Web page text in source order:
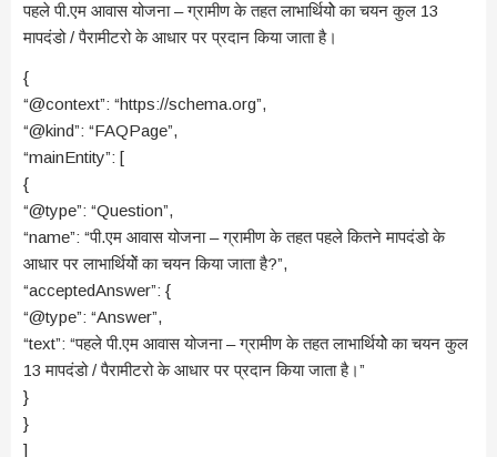
पहले पी.एम आवास योजना – ग्रामीण के तहत लाभार्थियोे का चयन कुल 13
मापदंडो / पैरामीटरो के आधार पर प्रदान किया जाता है।
{
“@context”: “https://schema.org”,
“@kind”: “FAQPage”,
“mainEntity”: [
{
“@type”: “Question”,
“name”: “पी.एम आवास योजना – ग्रामीण के तहत पहले कितने मापदंडो के
आधार पर लाभार्थियोें का चयन किया जाता है?”,
“acceptedAnswer”: {
“@type”: “Answer”,
“text”: “पहले पी.एम आवास योजना – ग्रामीण के तहत लाभार्थियोे का चयन कुल
13 मापदंडो / पैरामीटरो के आधार पर प्रदान किया जाता है।”
}
}
]